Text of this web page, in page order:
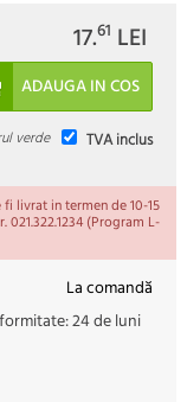
17.61 LEI
TVA inclus
verde
livrat in termen de 10-15
(Program L-
La comandă
24 de luni